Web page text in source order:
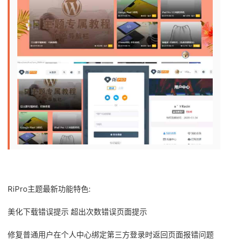
RiPro主题最新功能特色:
美化下载错误提示 超出次数错误页面提示
修复普通用户在个人中心绑定第三方登录时返回页面报错问题